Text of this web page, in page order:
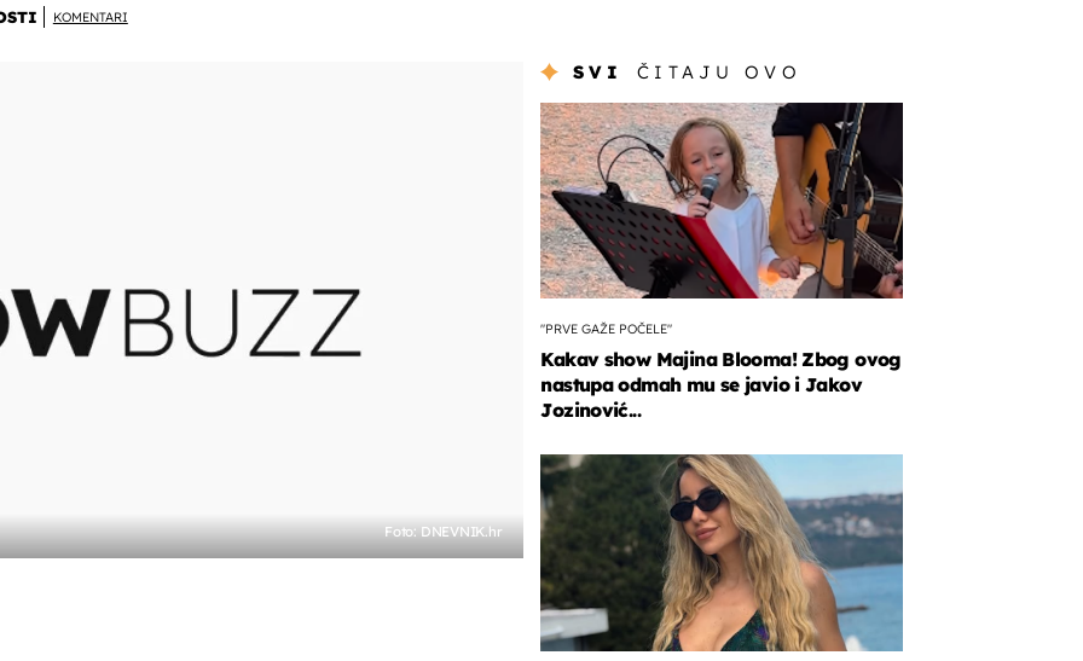
KOMENTARI
Foto: DNEVNIK.hr
SVI ČITAJU OVO
"PRVE GAŽE POČELE"
Kakav show Majina Blooma! Zbog ovog
nastupa odmah mu se javio i Jakov
Jozinović...